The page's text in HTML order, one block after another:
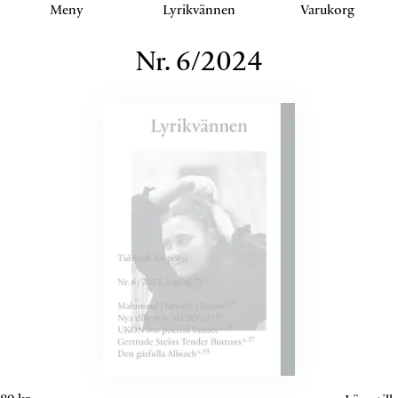
Klicka eller navigera för att aktivera detta sektion.
Meny Lyrikvännen Varukorg
Nr. 6/2024